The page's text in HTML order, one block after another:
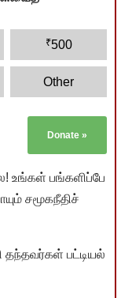
₹500
Other
Donate »
உங்கள் பங்களிப்பே
சமூகநீதிச்
தந்தவர்கள் பட்டியல்